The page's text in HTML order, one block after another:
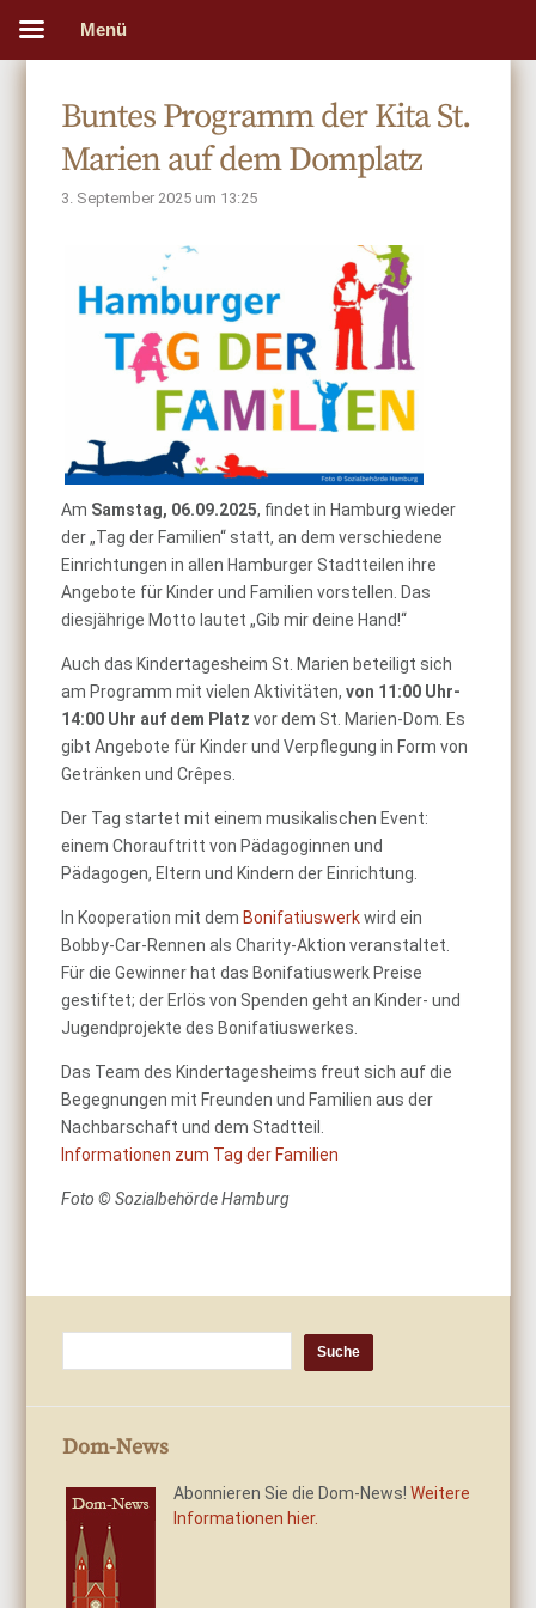
Buntes Programm der Kita St.
Marien auf dem Domplatz
3. September 2025 um 13:25
Am Samstag, 06.09.2025, findet in Hamburg wieder
der „Tag der Familien“ statt, an dem verschiedene
Einrichtungen in allen Hamburger Stadtteilen ihre
Angebote für Kinder und Familien vorstellen. Das
diesjährige Motto lautet „Gib mir deine Hand!“
Auch das Kindertagesheim St. Marien beteiligt sich
am Programm mit vielen Aktivitäten,von 11:00 Uhr-
14:00 Uhr auf dem Platz vor dem St. Marien-Dom. Es
gibt Angebote für Kinder und Verpflegung in Form von
Getränken und Crêpes.
Der Tag startet mit einem musikalischen Event:
einem Chorauftritt von Pädagoginnen und
Pädagogen, Eltern und Kindern der Einrichtung.
In Kooperation mit dem Bonifatiuswerkwird ein
Bobby-Car-Rennen als Charity-Aktion veranstaltet.
Für die Gewinner hat das Bonifatiuswerk Preise
gestiftet; der Erlös von Spenden geht an Kinder- und
Jugendprojekte des Bonifatiuswerkes.
Das Team des Kindertagesheims freut sich auf die
Begegnungen mit Freunden und Familien aus der
Nachbarschaft und dem Stadtteil.
Informationen zum Tag der Familien
Foto © Sozialbehörde Hamburg
Dom-News
Abonnieren Sie die Dom-News!Weitere
Informationen hier.
Menü